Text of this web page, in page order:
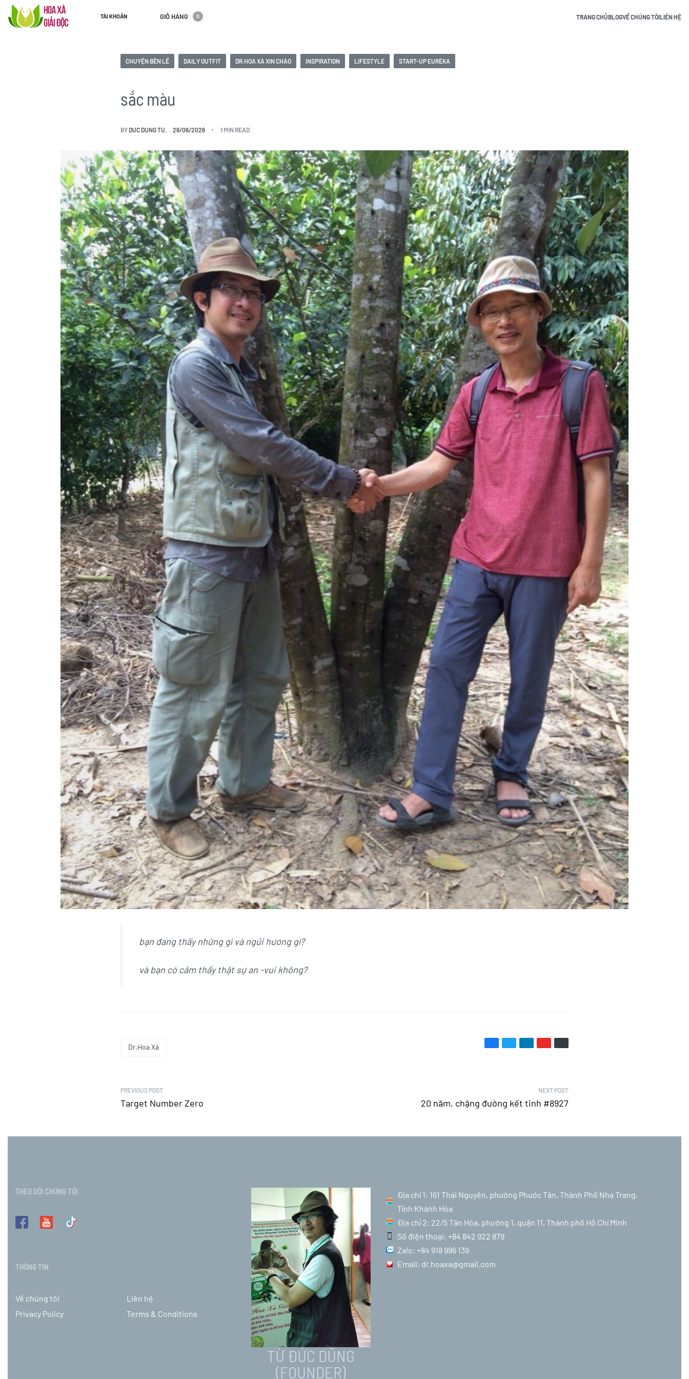
TÀI KHOẢN GIỎ HÀNG 0 TRANG CHỦBLOGVỀ CHÚNG TÔILIÊN HỆ
CHUYỆN BÊN LỀ DAILY OUTFIT DR.HOA XÀ XIN CHÀO INSPIRATION LIFESTYLE START-UP EURÉKA
sắc màu
BY DUC DUNG TU 26/06/2026 1 MIN READ
bạn đang thấy những gì và ngửi hương gì?
và bạn có cảm thấy thật sự an -vui không?
Dr.Hoa Xà
PREVIOUS POST
Target Number Zero
NEXT POST
20 năm, chặng đường kết tinh #8927
THEO DÕI CHÚNG TÔI
THÔNG TIN
Về chúng tôi
Liên hệ
Privacy Policy
Terms & Conditions
Địa chỉ 1: 161 Thái Nguyên, phường Phước Tân, Thành Phố Nha Trang,
Tỉnh Khánh Hòa
Địa chỉ 2: 22/5 Tân Hóa, phường 1, quận 11, Thành phố Hồ Chí Minh
Số điện thoại: +84 842 922 879
Zalo: +84 918 996 139
Email: dr.hoaxa@gmail.com
TỪ ĐỨC DŨNG
(FOUNDER)